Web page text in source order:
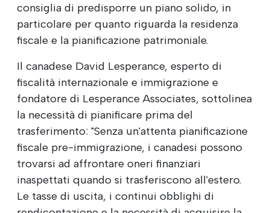
consiglia di predisporre un piano solido, in
particolare per quanto riguarda la residenza
fiscale e la pianificazione patrimoniale.
Il canadese David Lesperance, esperto di
fiscalità internazionale e immigrazione e
fondatore di Lesperance Associates, sottolinea
la necessità di pianificare prima del
trasferimento: "Senza un'attenta pianificazione
fiscale pre-immigrazione, i canadesi possono
trovarsi ad affrontare oneri finanziari
inaspettati quando si trasferiscono all'estero.
Le tasse di uscita, i continui obblighi di